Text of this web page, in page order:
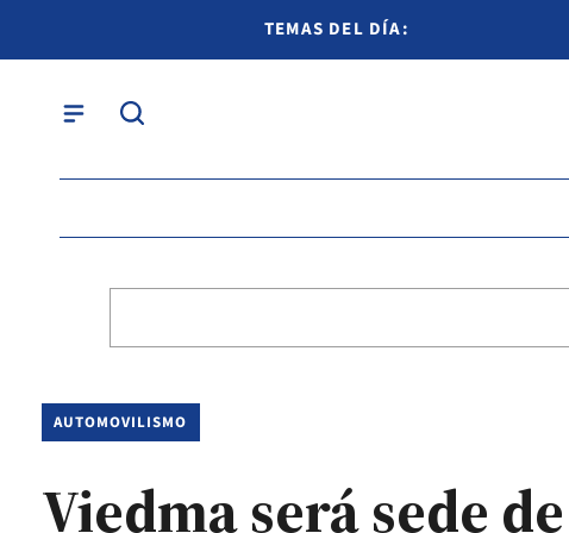
TEMAS DEL DÍA:
AUTOMOVILISMO
Viedma será sede